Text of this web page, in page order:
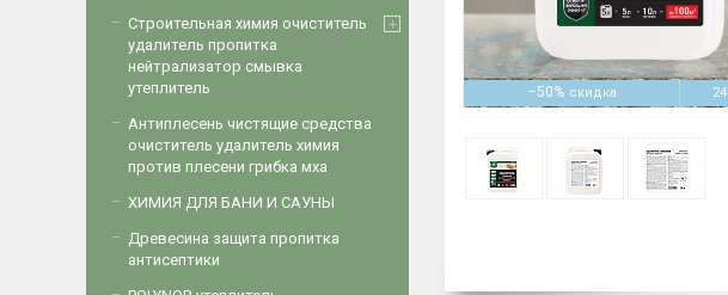
–50%
Строительная химия очиститель
удалитель пропитка
нейтрализатор смывка
утеплитель
Антиплесень чистящие средства
очиститель удалитель химия
против плесени грибка мха
ХИМИЯ ДЛЯ БАНИ И САУНЫ
Древесина защита пропитка
антисептики